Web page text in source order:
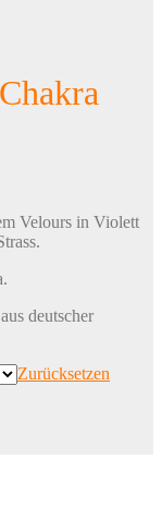
Velours in Violett
deutscher
Zurücksetzen